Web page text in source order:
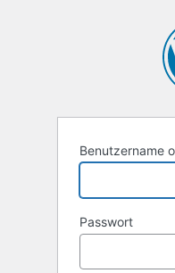
Benutzername
Passwort